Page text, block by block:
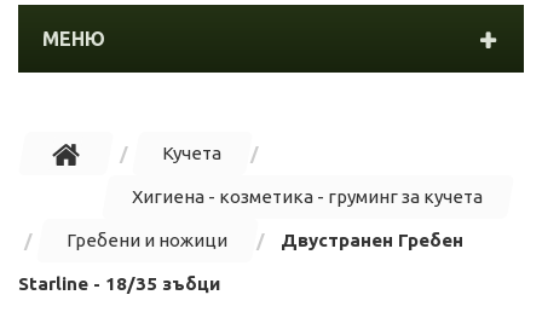
МЕНЮ
Кучета
Хигиена - козметика - груминг за кучета
Гребени и ножици Двустранен Гребен
Starline - 18/35 зъбци